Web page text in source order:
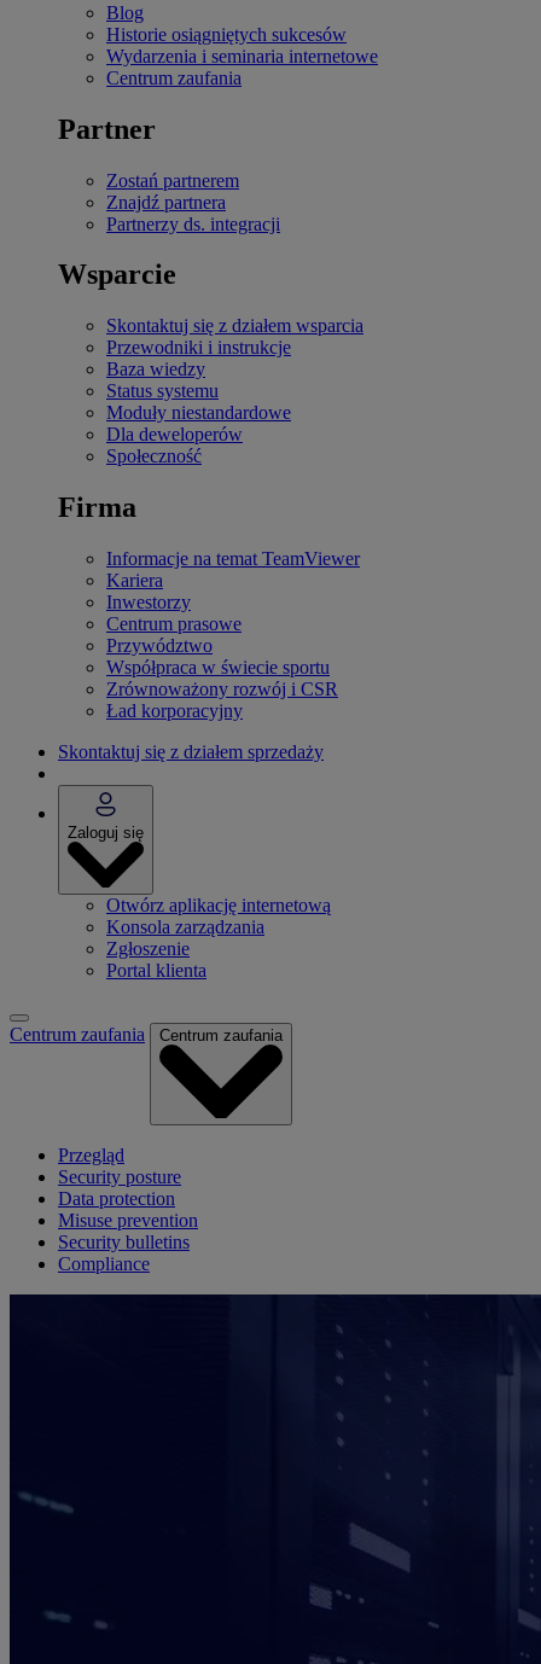
Blog
Historie osiągniętych sukcesów
Wydarzenia i seminaria internetowe
Centrum zaufania
Partner
Zostań partnerem
Znajdź partnera
Partnerzy ds. integracji
Wsparcie
Skontaktuj się z działem wsparcia
Przewodniki i instrukcje
Baza wiedzy
Status systemu
Moduły niestandardowe
Dla deweloperów
Społeczność
Firma
Informacje na temat TeamViewer
Kariera
Inwestorzy
Centrum prasowe
Przywództwo
Współpraca w świecie sportu
Zrównoważony rozwój i CSR
Ład korporacyjny
Skontaktuj się z działem sprzedaży
Zaloguj się
Otwórz aplikację internetową
Konsola zarządzania
Zgłoszenie
Portal klienta
Centrum zaufania Centrum zaufania
Przegląd
Security posture
Data protection
Misuse prevention
Security bulletins
Compliance